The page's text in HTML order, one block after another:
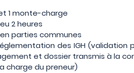
1 monte-charge
2 heures
en parties communes
des IGH
et dossier transmis à la
charge du preneur)